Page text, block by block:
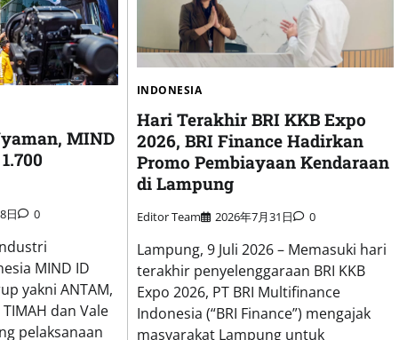
MIND
日 0
MIND ID
yakni ANTAM,
dan Vale
pelaksanaan
INDONESIA
Hari Terakhir BRI KKB Expo
2026, BRI Finance Hadirkan
Promo Pembiayaan Kendaraan
di Lampung
Editor Team 2026年7月31日 0
Lampung, 9 Juli 2026 – Memasuki hari
terakhir penyelenggaraan BRI KKB
Expo 2026, PT BRI Multifinance
Indonesia (“BRI Finance”) mengajak
masyarakat Lampung untuk